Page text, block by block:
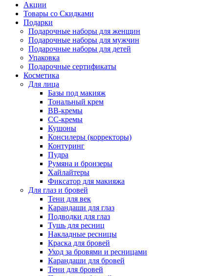
Акции
Товары со Скидками
Подарки
Подарочные наборы для женщин
Подарочные наборы для мужчин
Подарочные наборы для детей
Упаковка
Подарочные сертификаты
Косметика
Для лица
Базы под макияж
Тональный крем
BB-кремы
CC-кремы
Кушоны
Консилеры (корректоры)
Контуринг
Пудра
Румяна и бронзеры
Хайлайтеры
Фиксатор для макияжа
Для глаз и бровей
Тени для век
Карандаши для глаз
Подводки для глаз
Тушь для ресниц
Накладные ресницы
Краска для бровей
Уход за бровями и ресницами
Карандаши для бровей
Тени для бровей